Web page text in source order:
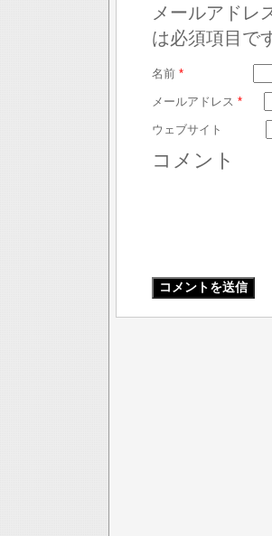
メールアドレ
は必須項目で
名前 *
メールアドレス *
ウェブサイト
コメント